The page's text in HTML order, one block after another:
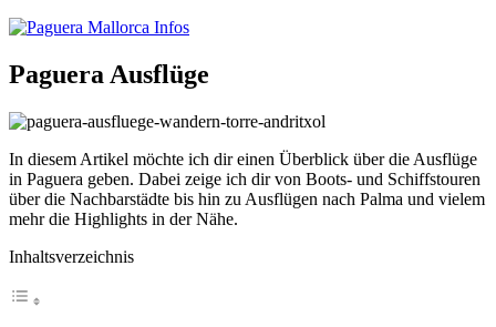
Paguera Ausflüge
In diesem Artikel möchte ich dir einen Überblick über die Ausflüge
in Paguera geben. Dabei zeige ich dir von Boots- und Schiffstouren
über die Nachbarstädte bis hin zu Ausflügen nach Palma und vielem
mehr die Highlights in der Nähe.
Inhaltsverzeichnis